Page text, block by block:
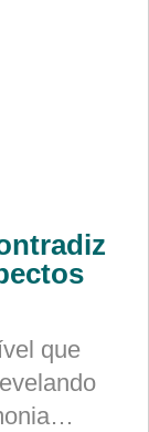
que